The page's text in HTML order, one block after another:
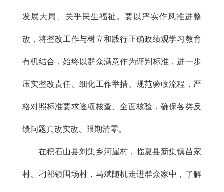
发展大局、关乎民生福祉。要以严实作风推进整
改，将整改工作与树立和践行正确政绩观学习教育
有机结合，始终以群众满意作为评判标准，进一步
压实整改责任、细化工作举措、规范验收流程，严
格对照标准要求逐项核查、全面核验，确保各类反
馈问题真改实改、限期清零。
在积石山县刘集乡河崖村，临夏县新集镇苗家
村、刁祁镇围场村，马斌随机走进群众家中，了解